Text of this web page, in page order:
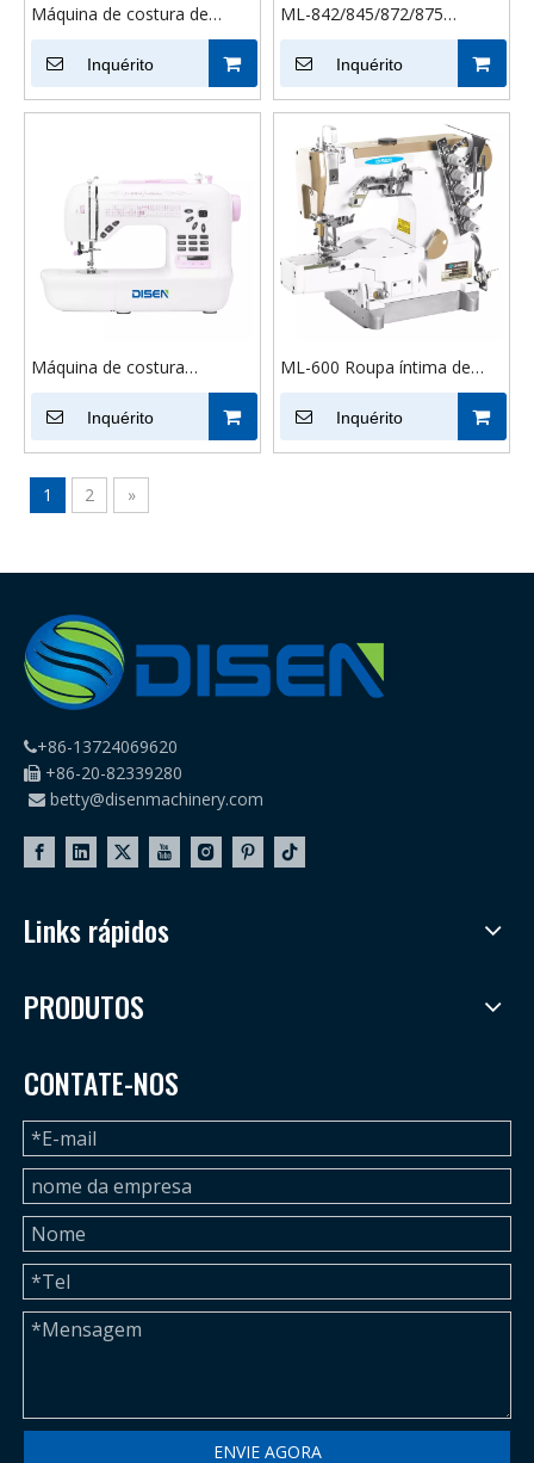
Máquina de costura de
ponto de corrente industrial
de alta velocidade ML-
3800/3800D
Inquérito
ML-842/845/872/875
Máquina de Costura de
Couro com Agulha Dupla
Industrial para Serviços
Pesados
Inquérito
Máquina de costura
computadorizada
multifuncional de alta
velocidade UFR-787 72
pontos
Inquérito
ML-600 Roupa íntima de
alta velocidade máquina de
costura interlock industrial
Inquérito
1 2 »
+86-13724069620
 +86-20-82339280
 betty@disenmachinery.com
Links rápidos
PRODUTOS
CONTATE-NOS
ENVIE AGORA